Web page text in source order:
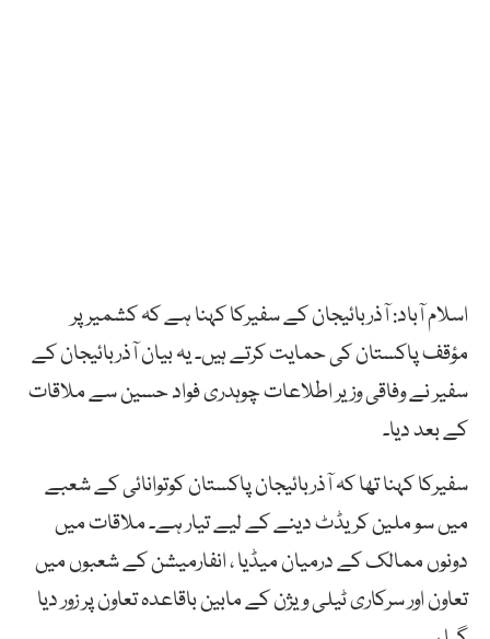
اسلام آباد: آذربائیجان کے سفیرکا کہنا ہے کہ کشمیر پر
مؤقف پاکستان کی حمایت کرتے ہیں۔ یہ بیان آذربائیجان کے
سفیر نے وفاقی وزیر اطلاعات چوہدری فواد حسین سے ملاقات
کے بعد دیا۔
سفیرکا کہنا تھا کہ آذربائیجان پاکستان کوتوانائی کے شعبے
میں سو ملین کریڈٹ دینے کے لیے تیار ہے۔ ملاقات میں
دونوں ممالک کے درمیان میڈیا ، انفارمیشن کے شعبوں میں
تعاون اور سرکاری ٹیلی ویژن کے مابین باقاعدہ تعاون پر زور دیا